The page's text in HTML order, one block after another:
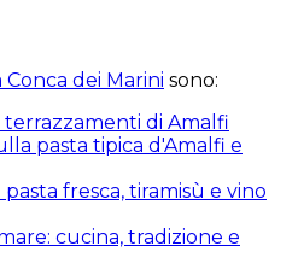
Conca dei Marini sono:
terrazzamenti di Amalfi
pasta tipica d'Amalfi e
fresca, tiramisù e vino
cucina, tradizione e